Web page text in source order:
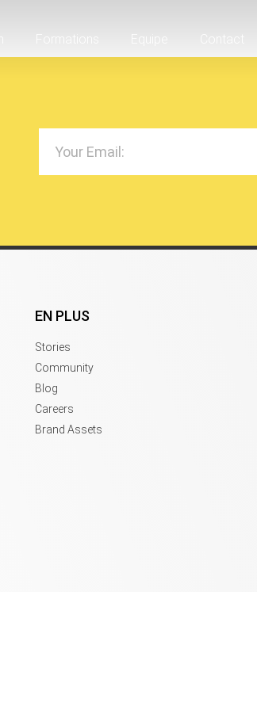
Formations Equipe Contact
EN PLUS
Stories
Community
Blog
Careers
Brand Assets